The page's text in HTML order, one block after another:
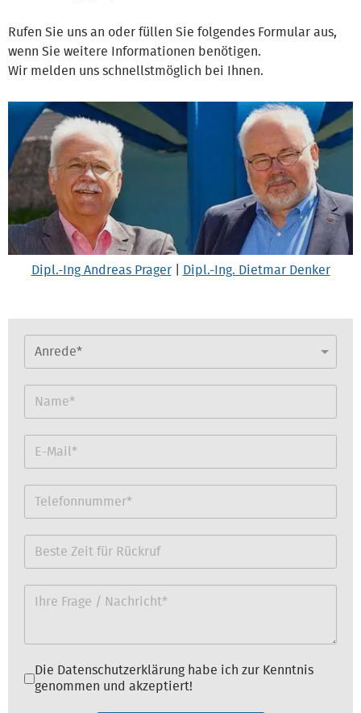
Rufen Sie uns an oder füllen Sie folgendes Formular aus,
wenn Sie weitere Informationen benötigen.
Wir melden uns schnellstmöglich bei Ihnen.
Dipl.-Ing Andreas Prager| Dipl.-Ing. Dietmar Denker
Datenschutz*
Die Datenschutzerklärung habe ich zur Kenntnis
genommen und akzeptiert!